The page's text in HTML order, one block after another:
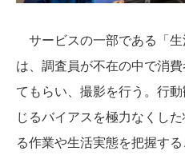
サービスの一部である「
は、調査員が不在の中で消
てもらい、撮影を行う。行
じるバイアスを極力なくし
る作業や生活実態を把握する